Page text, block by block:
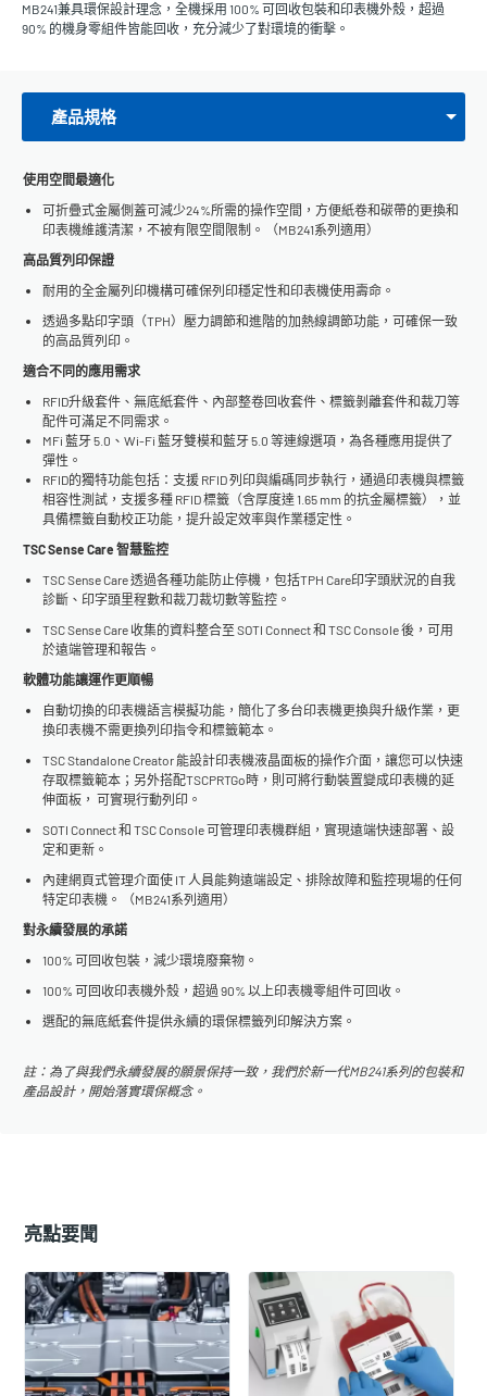
MB241兼具環保設計理念，全機採用 100% 可回收包裝和印表機外殼，超過
90% 的機身零組件皆能回收，充分減少了對環境的衝擊。
產品規格
使用空間最適化
可折疊式金屬側蓋可減少24%所需的操作空間，方便紙卷和碳帶的更換和
印表機維護清潔，不被有限空間限制。 （MB241系列適用）
高品質列印保證
耐用的全金屬列印機構可確保列印穩定性和印表機使用壽命。
透過多點印字頭（TPH）壓力調節和進階的加熱線調節功能，可確保一致
的高品質列印。
適合不同的應用需求
RFID升級套件、無底紙套件、內部整卷回收套件、標籤剝離套件和裁刀等
配件可滿足不同需求。
MFi 藍牙 5.0、Wi-Fi 藍牙雙模和藍牙 5.0 等連線選項，為各種應用提供了
彈性。
RFID的獨特功能包括：支援 RFID 列印與編碼同步執行，通過印表機與標籤
相容性測試，支援多種 RFID 標籤（含厚度達 1.65 mm 的抗金屬標籤），並
具備標籤自動校正功能，提升設定效率與作業穩定性。
TSC Sense Care 智慧監控
TSC Sense Care 透過各種功能防止停機，包括TPH Care印字頭狀況的自我
診斷、印字頭里程數和裁刀裁切數等監控。
TSC Sense Care 收集的資料整合至 SOTI Connect 和 TSC Console 後，可用
於遠端管理和報告。
軟體功能讓運作更順暢
自動切換的印表機語言模擬功能，簡化了多台印表機更換與升級作業，更
換印表機不需更換列印指令和標籤範本。
TSC Standalone Creator 能設計印表機液晶面板的操作介面，讓您可以快速
存取標籤範本；另外搭配TSCPRTGo時，則可將行動裝置變成印表機的延
伸面板， 可實現行動列印。
SOTI Connect 和 TSC Console 可管理印表機群組，實現遠端快速部署、設
定和更新。
內建網頁式管理介面使 IT 人員能夠遠端設定、排除故障和監控現場的任何
特定印表機。 （MB241系列適用）
對永續發展的承諾
100% 可回收包裝，減少環境廢棄物。
100% 可回收印表機外殼，超過 90% 以上印表機零組件可回收。
選配的無底紙套件提供永續的環保標籤列印解決方案。
註：為了與我們永續發展的願景保持一致，我們於新一代MB241系列的包裝和
產品設計，開始落實環保概念。
亮點要聞